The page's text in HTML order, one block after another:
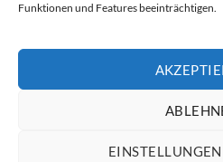
Funktionen und Features beeinträchtigen.
Visa
ÜBER XENIAL GMBH